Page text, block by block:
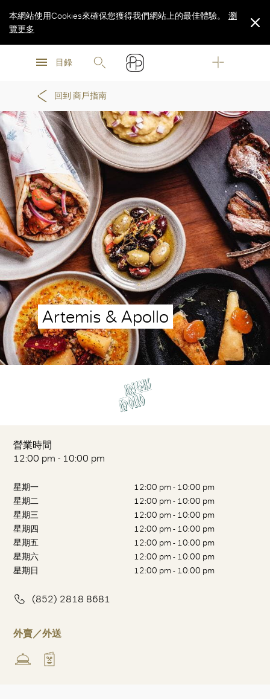
瀏
目錄
本網站使用Cookies來確保您獲得我們網站上的最佳體驗。
瀏
覽更多
回到 商戶指南
Artemis & Apollo
營業時間
12:00 pm - 10:00 pm
星期一
12:00 pm - 10:00 pm
星期二
12:00 pm - 10:00 pm
星期三
12:00 pm - 10:00 pm
星期四
12:00 pm - 10:00 pm
星期五
12:00 pm - 10:00 pm
星期六
12:00 pm - 10:00 pm
星期日
12:00 pm - 10:00 pm
(852) 2818 8681
外賣／外送